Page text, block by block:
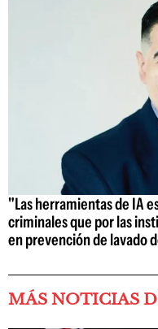
"Las herramientas de IA
criminales que por las
en prevención de lavado
MÁS NOTICIAS